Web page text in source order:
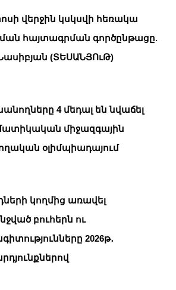
վերջին կսկսվի հեռակա
հայտագրման գործընթացը.
(ՏԵՍԱՆՅՈւԹ)
4 մեդալ են նվաճել
միջազգային
օլիմպիադայում
կողմից առավել
բուհերն ու
2026թ․